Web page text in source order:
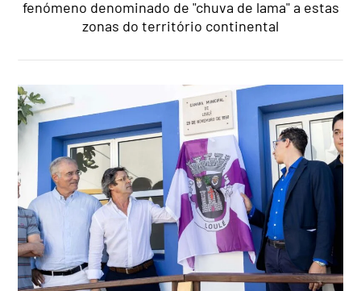
fenómeno denominado de "chuva de lama" a estas
zonas do território continental